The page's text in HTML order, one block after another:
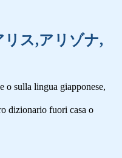
リス,アリゾナ,
o sulla lingua giapponese,
dizionario fuori casa o